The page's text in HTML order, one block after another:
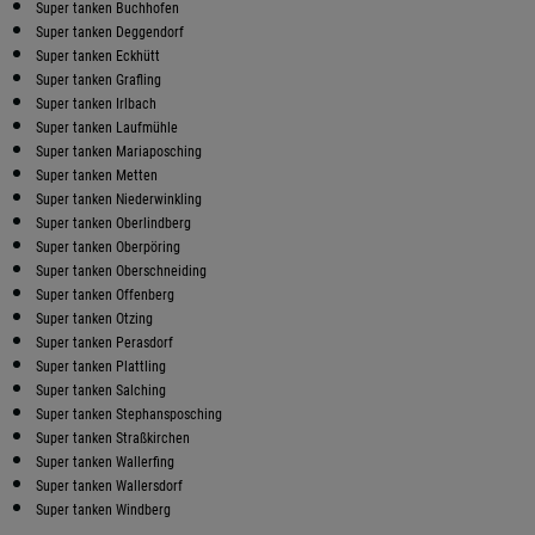
Super tanken Buchhofen
Super tanken Deggendorf
Super tanken Eckhütt
Super tanken Grafling
Super tanken Irlbach
Super tanken Laufmühle
Super tanken Mariaposching
Super tanken Metten
Super tanken Niederwinkling
Super tanken Oberlindberg
Super tanken Oberpöring
Super tanken Oberschneiding
Super tanken Offenberg
Super tanken Otzing
Super tanken Perasdorf
Super tanken Plattling
Super tanken Salching
Super tanken Stephansposching
Super tanken Straßkirchen
Super tanken Wallerfing
Super tanken Wallersdorf
Super tanken Windberg